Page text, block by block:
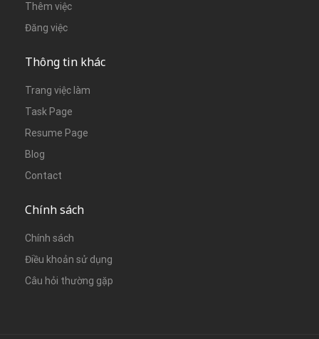
Thêm việc
Đăng việc
Thông tin khác
Trang việc làm
Task Page
Resume Page
Blog
Contact
Chính sách
Chính sách
Điều khoản sử dụng
Câu hỏi thường gặp